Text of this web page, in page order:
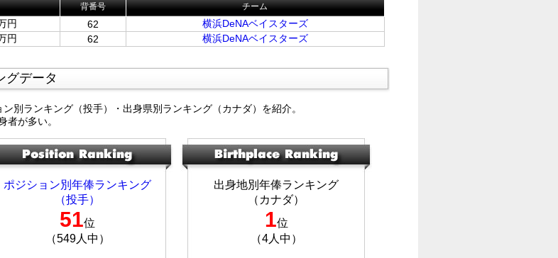
背番号 チーム
円 62
横浜DeNAベイスターズ
円 62 横浜DeNAベイスターズ
グデータ
別ランキング（投手）・出身県別ランキング（カナダ）を紹介。
者が多い。
ポジション別年俸ランキング
（投手）
51位
（549人中）
出身地別年俸ランキング
（カナダ）
1位
（4人中）